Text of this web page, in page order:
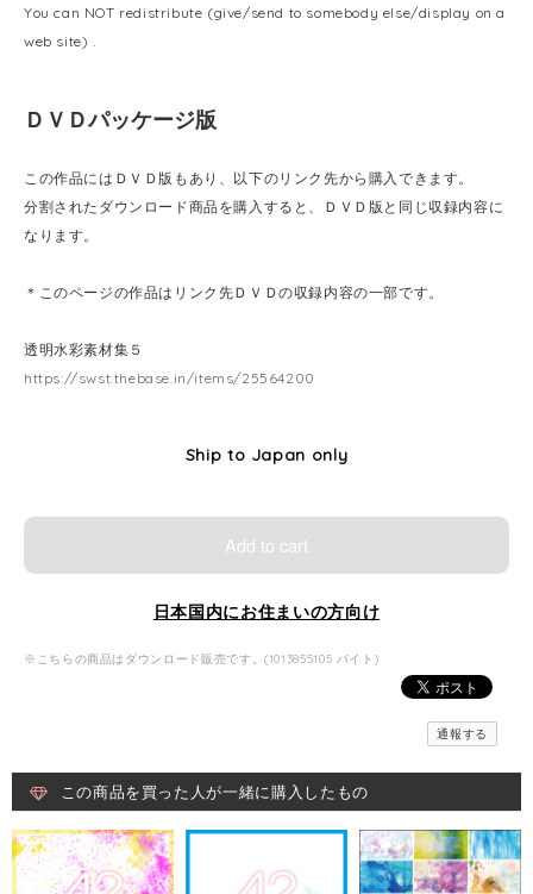
You can NOT redistribute (give/send to somebody else/display on a
web site) .
ＤＶＤパッケージ版
この作品にはＤＶＤ版もあり、以下のリンク先から購入できます。
分割されたダウンロード商品を購入すると、ＤＶＤ版と同じ収録内容に
なります。
＊このページの作品はリンク先ＤＶＤの収録内容の一部です。
透明水彩素材集５
https://swst.thebase.in/items/25564200
Ship to Japan only
Add to cart
日本国内にお住まいの方向け
※こちらの商品はダウンロード販売です。(1013855105 バイト)
通報する
この商品を買った人が一緒に購入したもの